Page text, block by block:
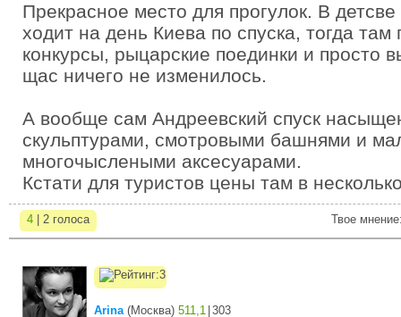
Прекрасное место для прогулок. В
ходит на день Киева по спуска, тогда там
конкурсы, рыцарские поединки и просто
щас ничего не изменилось.
А вообще сам Андреевский спуск
скульптурами, смотровыми башнями и
многочыслеными аксесуарами.
Кстати для туристов цены там в
4 | 2 голоса Твое
Arina(Москва) 511,1 303